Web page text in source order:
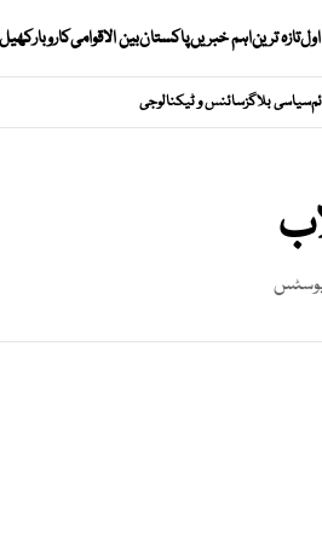
تازہ تریناہم خبریںپاکستانبین الاقوامیکاروبارکھیل
سیاسی بلاگزسائنس و ٹیکنالوجی